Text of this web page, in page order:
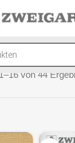
1–16 von 44